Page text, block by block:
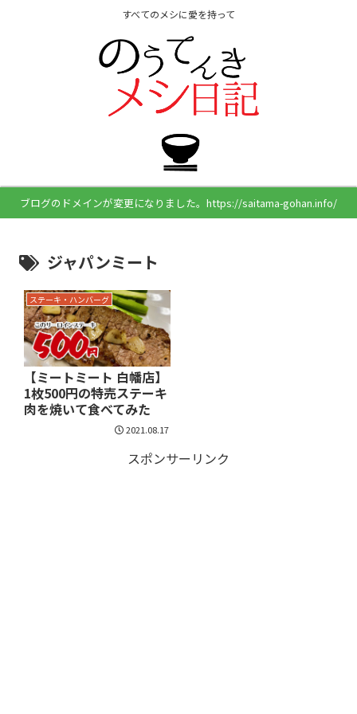
すべてのメシに愛を持って
ブログのドメインが変更になりました。https://saitama-gohan.info/
ジャパンミート
ステーキ・ハンバーグ
【ミートミート 白幡店】
1枚500円の特売ステーキ
肉を焼いて食べてみた
2021.08.17
スポンサーリンク